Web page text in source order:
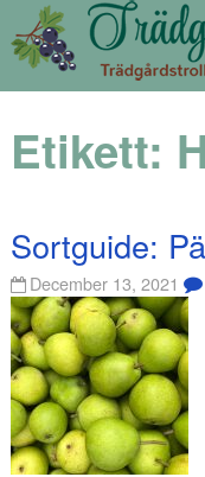
Etikett:
Sortguide:
December 13, 2021